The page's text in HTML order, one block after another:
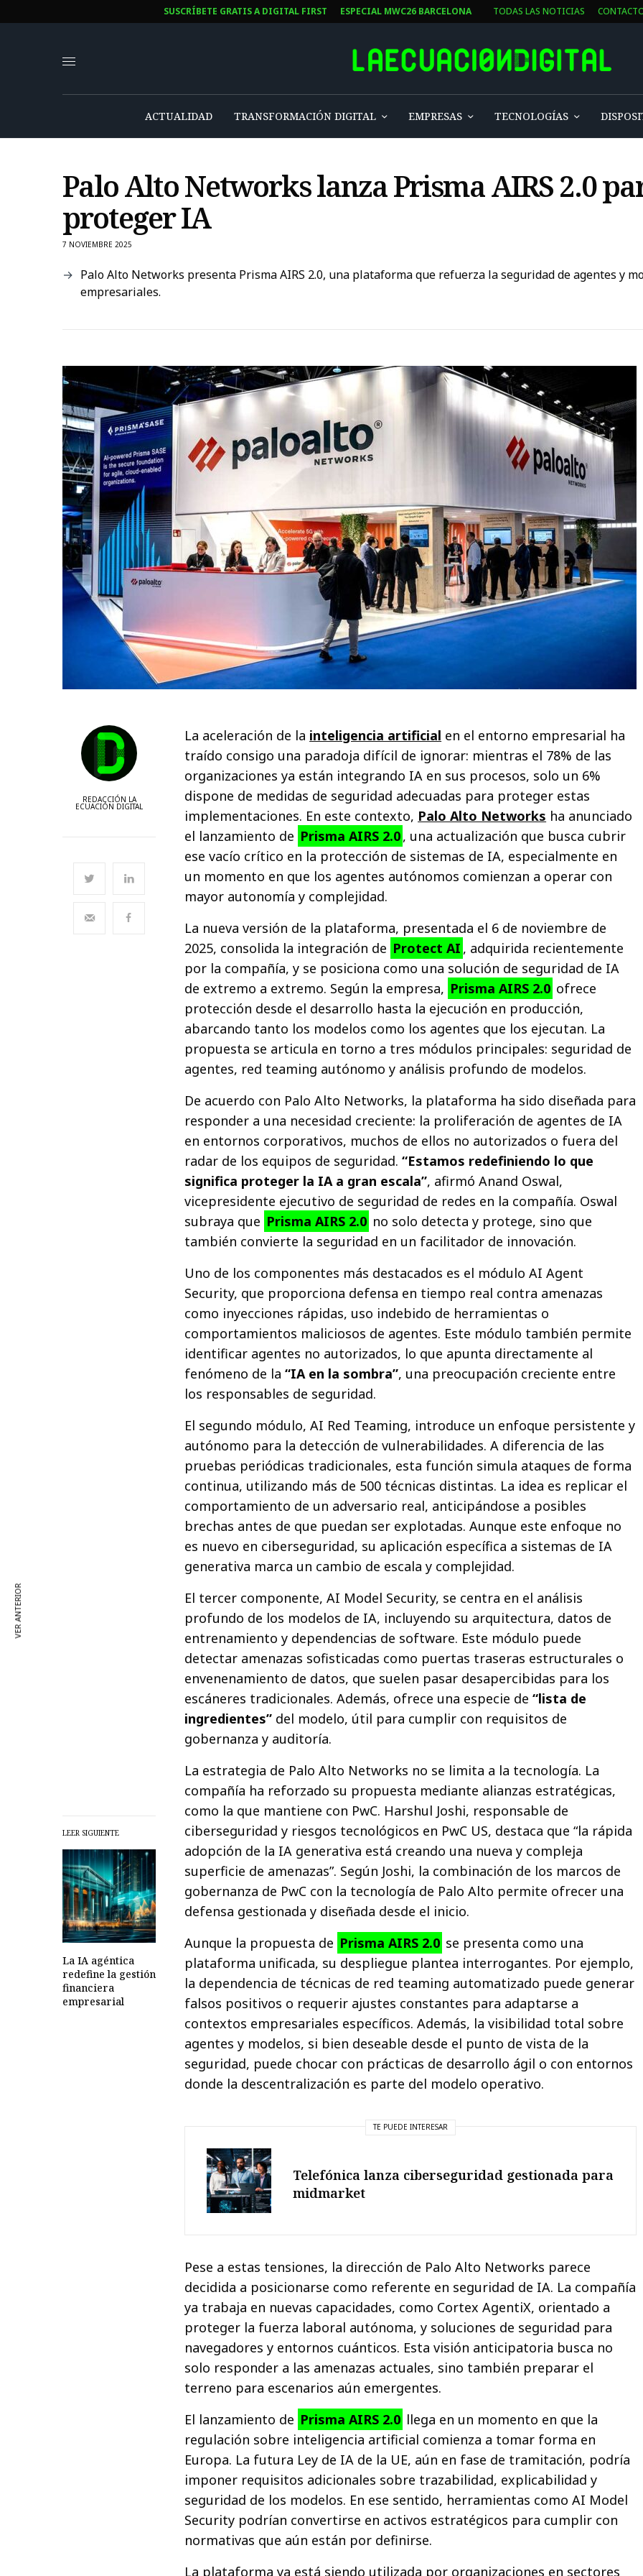
SUSCRÍBETE GRATIS A DIGITAL FIRST ESPECIAL MWC26 BARCELONA TODAS LAS NOTICIAS
ACTUALIDAD TRANSFORMACIÓN DIGITAL EMPRESAS TECNOLOGÍAS
Palo Alto Networks lanza Prisma AIRS 2.0
proteger IA
7 NOVIEMBRE 2025
Palo Alto Networks presenta Prisma AIRS 2.0, una plataforma que refuerza la seguridad de agentes y
empresariales.
REDACCIÓN LA
ECUACIÓN DIGITAL
LEER SIGUIENTE
La IA agéntica
redefine la gestión
financiera
empresarial
La aceleración de la inteligencia artificial en el entorno empresarial ha
traído consigo una paradoja difícil de ignorar: mientras el 78% de las
organizaciones ya están integrando IA en sus procesos, solo un 6%
dispone de medidas de seguridad adecuadas para proteger estas
implementaciones. En este contexto, Palo Alto Networks ha anunciado
el lanzamiento de Prisma AIRS 2.0, una actualización que busca cubrir
ese vacío crítico en la protección de sistemas de IA, especialmente en
un momento en que los agentes autónomos comienzan a operar con
mayor autonomía y complejidad.
La nueva versión de la plataforma, presentada el 6 de noviembre de
2025, consolida la integración de Protect AI , adquirida recientemente
por la compañía, y se posiciona como una solución de seguridad de IA
de extremo a extremo. Según la empresa, Prisma AIRS 2.0 ofrece
protección desde el desarrollo hasta la ejecución en producción,
abarcando tanto los modelos como los agentes que los ejecutan. La
propuesta se articula en torno a tres módulos principales: seguridad de
agentes, red teaming autónomo y análisis profundo de modelos.
De acuerdo con Palo Alto Networks, la plataforma ha sido diseñada para
responder a una necesidad creciente: la proliferación de agentes de IA
en entornos corporativos, muchos de ellos no autorizados o fuera del
radar de los equipos de seguridad.“Estamos redefiniendo lo que
significa proteger la IA a gran escala”, afirmó Anand Oswal,
vicepresidente ejecutivo de seguridad de redes en la compañía. Oswal
subraya que Prisma AIRS 2.0 no solo detecta y protege, sino que
también convierte la seguridad en un facilitador de innovación.
Uno de los componentes más destacados es el módulo AI Agent
Security, que proporciona defensa en tiempo real contra amenazas
como inyecciones rápidas, uso indebido de herramientas o
comportamientos maliciosos de agentes. Este módulo también permite
identificar agentes no autorizados, lo que apunta directamente al
fenómeno de la“IA en la sombra”, una preocupación creciente entre
los responsables de seguridad.
El segundo módulo, AI Red Teaming, introduce un enfoque persistente y
autónomo para la detección de vulnerabilidades. A diferencia de las
pruebas periódicas tradicionales, esta función simula ataques de forma
continua, utilizando más de 500 técnicas distintas. La idea es replicar el
comportamiento de un adversario real, anticipándose a posibles
brechas antes de que puedan ser explotadas. Aunque este enfoque no
es nuevo en ciberseguridad, su aplicación específica a sistemas de IA
generativa marca un cambio de escala y complejidad.
El tercer componente, AI Model Security, se centra en el análisis
profundo de los modelos de IA, incluyendo su arquitectura, datos de
entrenamiento y dependencias de software. Este módulo puede
detectar amenazas sofisticadas como puertas traseras estructurales o
envenenamiento de datos, que suelen pasar desapercibidas para los
escáneres tradicionales. Además, ofrece una especie de“lista de
ingredientes” del modelo, útil para cumplir con requisitos de
gobernanza y auditoría.
La estrategia de Palo Alto Networks no se limita a la tecnología. La
compañía ha reforzado su propuesta mediante alianzas estratégicas,
como la que mantiene con PwC. Harshul Joshi, responsable de
ciberseguridad y riesgos tecnológicos en PwC US, destaca que “la rápida
adopción de la IA generativa está creando una nueva y compleja
superficie de amenazas”. Según Joshi, la combinación de los marcos de
gobernanza de PwC con la tecnología de Palo Alto permite ofrecer una
defensa gestionada y diseñada desde el inicio.
Aunque la propuesta de Prisma AIRS 2.0 se presenta como una
plataforma unificada, su despliegue plantea interrogantes. Por ejemplo,
la dependencia de técnicas de red teaming automatizado puede generar
falsos positivos o requerir ajustes constantes para adaptarse a
contextos empresariales específicos. Además, la visibilidad total sobre
agentes y modelos, si bien deseable desde el punto de vista de la
seguridad, puede chocar con prácticas de desarrollo ágil o con entornos
donde la descentralización es parte del modelo operativo.
TE PUEDE INTERESAR
Telefónica lanza ciberseguridad gestionada para
midmarket
Pese a estas tensiones, la dirección de Palo Alto Networks parece
decidida a posicionarse como referente en seguridad de IA. La compañía
ya trabaja en nuevas capacidades, como Cortex AgentiX, orientado a
proteger la fuerza laboral autónoma, y soluciones de seguridad para
navegadores y entornos cuánticos. Esta visión anticipatoria busca no
solo responder a las amenazas actuales, sino también preparar el
terreno para escenarios aún emergentes.
El lanzamiento de Prisma AIRS 2.0 llega en un momento en que la
regulación sobre inteligencia artificial comienza a tomar forma en
Europa. La futura Ley de IA de la UE, aún en fase de tramitación, podría
imponer requisitos adicionales sobre trazabilidad, explicabilidad y
seguridad de los modelos. En ese sentido, herramientas como AI Model
Security podrían convertirse en activos estratégicos para cumplir con
normativas que aún están por definirse.
La plataforma ya está siendo utilizada por organizaciones en sectores
VER ANTERIOR